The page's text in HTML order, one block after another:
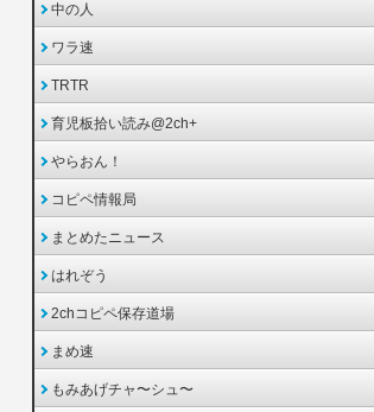
中の人
ワラ速
TRTR
育児板拾い読み@2ch+
やらおん！
コピペ情報局
まとめたニュース
はれぞう
2chコピペ保存道場
まめ速
もみあげチャ〜シュ〜